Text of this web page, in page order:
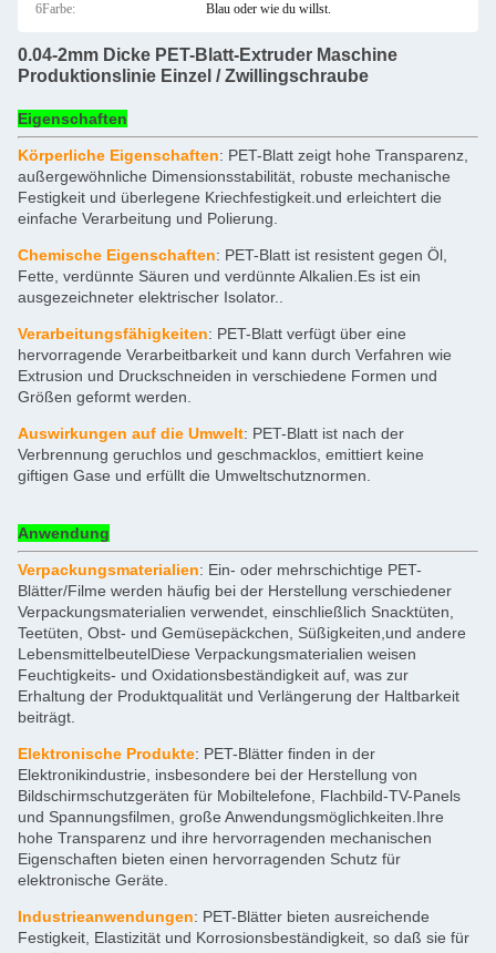
6Farbe: Blau oder wie du willst.
0.04-2mm Dicke PET-Blatt-Extruder Maschine
Produktionslinie Einzel / Zwillingschraube
Eigenschaften
Körperliche Eigenschaften: PET-Blatt zeigt hohe Transparenz,
außergewöhnliche Dimensionsstabilität, robuste mechanische
Festigkeit und überlegene Kriechfestigkeit.und erleichtert die
einfache Verarbeitung und Polierung.
Chemische Eigenschaften: PET-Blatt ist resistent gegen Öl,
Fette, verdünnte Säuren und verdünnte Alkalien.Es ist ein
ausgezeichneter elektrischer Isolator..
Verarbeitungsfähigkeiten: PET-Blatt verfügt über eine
hervorragende Verarbeitbarkeit und kann durch Verfahren wie
Extrusion und Druckschneiden in verschiedene Formen und
Größen geformt werden.
Auswirkungen auf die Umwelt: PET-Blatt ist nach der
Verbrennung geruchlos und geschmacklos, emittiert keine
giftigen Gase und erfüllt die Umweltschutznormen.
Anwendung
Verpackungsmaterialien: Ein- oder mehrschichtige PET-
Blätter/Filme werden häufig bei der Herstellung verschiedener
Verpackungsmaterialien verwendet, einschließlich Snacktüten,
Teetüten, Obst- und Gemüsepäckchen, Süßigkeiten,und andere
LebensmittelbeutelDiese Verpackungsmaterialien weisen
Feuchtigkeits- und Oxidationsbeständigkeit auf, was zur
Erhaltung der Produktqualität und Verlängerung der Haltbarkeit
beiträgt.
Elektronische Produkte: PET-Blätter finden in der
Elektronikindustrie, insbesondere bei der Herstellung von
Bildschirmschutzgeräten für Mobiltelefone, Flachbild-TV-Panels
und Spannungsfilmen, große Anwendungsmöglichkeiten.Ihre
hohe Transparenz und ihre hervorragenden mechanischen
Eigenschaften bieten einen hervorragenden Schutz für
elektronische Geräte.
Industrieanwendungen: PET-Blätter bieten ausreichende
Festigkeit, Elastizität und Korrosionsbeständigkeit, so daß sie für